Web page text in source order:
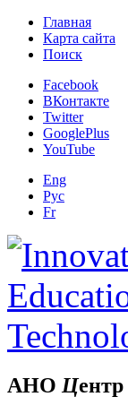
Главная
Карта сайта
Поиск
Facebook
ВКонтакте
Twitter
GooglePlus
YouTube
Eng
Рус
Fr
АНО Центр